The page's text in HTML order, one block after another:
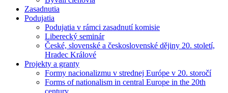
Zasadnutia
Podujatia
Podujatia v rámci zasadnutí komisie
Liberecký seminár
České, slovenské a československé dějiny 20. století,
Hradec Králové
Projekty a granty
Formy nacionalizmu v strednej Európe v 20. storočí
Forms of nationalism in central Europe in the 20th
century